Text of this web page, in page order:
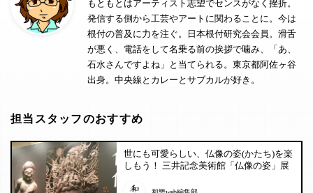
もともとはアーティスト志望でセンスがなく挫折。
発信する側から工芸やアートに関わることに。今は
根付の普及に力を注ぐ。日本根付研究会会員。滑舌
が悪く、電話をして名乗る前の挨拶で噛み、「あ、
石水さんですよね」と当てられる。東京都阿佐ヶ谷
出身。中央線とカレーとサブカルが好き。
担当スタッフのおすすめ
世にも可愛らしい、仏像の姿(かたち)を楽
しもう！ 三井記念美術館「仏像の姿」展